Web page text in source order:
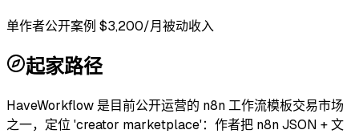
单作者公开案例 $3,200/月被动收入
起家路径
HaveWorkflow 是目前公开运营的 n8n 工作流模板交易市场
之一，定位 'creator marketplace'：作者把 n8n JSON + 文